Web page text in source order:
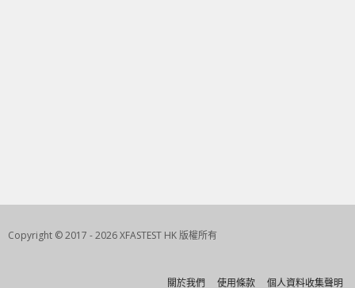
Copyright © 2017 - 2026 XFASTEST HK 版權所有
關於我們 使用條款 個人資料收集聲明